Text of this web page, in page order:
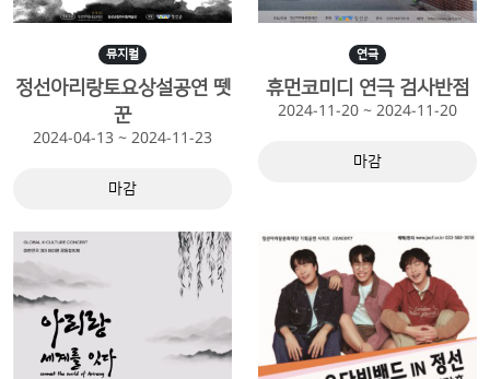
뮤지컬
정선아리랑토요상설공연 뗏
꾼
2024-04-13 ~ 2024-11-23
마감
연극
휴먼코미디 연극 검사반점
2024-11-20 ~ 2024-11-20
마감